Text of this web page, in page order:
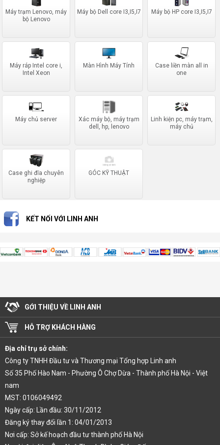
Máy trạm Lenovo, máy
bộ Lenovo
Máy bộ Dell core I3,I5,I7 Máy bộ HP core I3,I5,I7
Máy ráp Intel core i,
Intel Xeon
Màn Hình Máy Tính
Case liền màn all in
one
Máy chủ server
Xác máy bộ, máy trạm
dell, hp, lenovo
Linh kiện pc, máy trạm,
máy chủ
Case ghi đĩa chuyên
nghiệp
GÓC KỸ THUẬT
KẾT NỐI VỚI LINH ANH
GỚI THIỆU VỀ LINH ANH
HỖ TRỢ KHÁCH HÀNG
Địa chỉ trụ sở chính:
Công ty TNHH Đầu tư và Thương mại Tổng hợp Linh anh
Số 35 Phố Hào Nam - Phường Ô Chợ Dừa - Thành phố Hà Nội - Việt
nam
MST: 0106049492
Ngày cấp: Lần đầu: 30/11/2012
Đăng ký thay đổi lần 1: 04/01/2013
Nơi cấp: Sở kế hoạch đầu tư thành phố Hà Nội